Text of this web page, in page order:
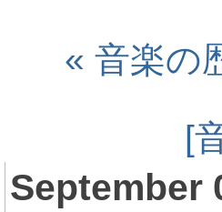
« 音楽の
[
September